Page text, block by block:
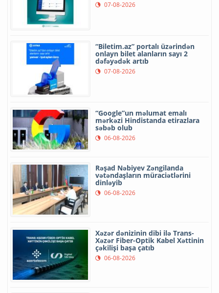
07-08-2026
“Biletim.az” portalı üzərindən
onlayn bilet alanların sayı 2
dəfəyədək artıb
07-08-2026
“Google”un məlumat emalı
mərkəzi Hindistanda etirazlara
səbəb olub
06-08-2026
Rəşad Nəbiyev Zəngilanda
vətəndaşların müraciətlərini
dinləyib
06-08-2026
Xəzər dənizinin dibi ilə Trans-
Xəzər Fiber-Optik Kabel Xəttinin
çəkilişi başa çatıb
06-08-2026